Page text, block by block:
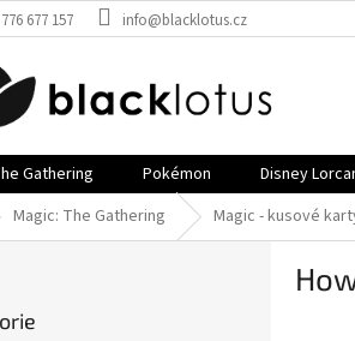
677 157 info@blacklotus.cz
Gathering Pokémon Disney
Magic: The Gathering Magic - kusové